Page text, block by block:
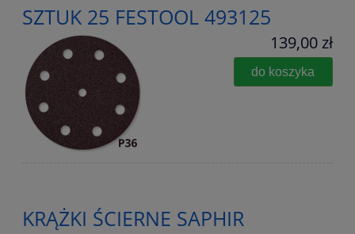
SZTUK 25 FESTOOL 493125
139,00 zł
do koszyka
KRĄŻKI ŚCIERNE SAPHIR